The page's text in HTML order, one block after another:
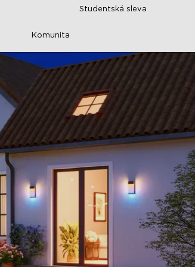
Studentská sleva
Komunita